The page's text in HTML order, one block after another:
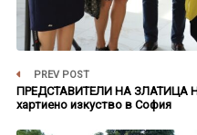
PREV POST
ПРЕДСТАВИТЕЛИ НА ЗЛАТИЦА
хартиено изкуство в София